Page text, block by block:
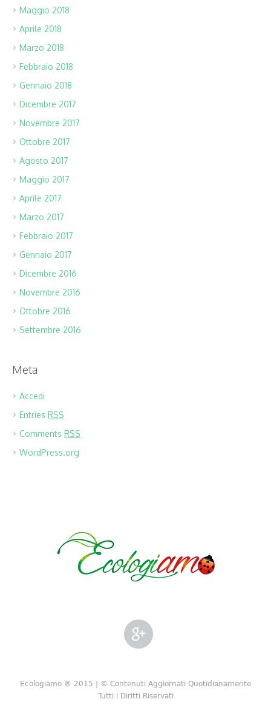
Maggio 2018
Aprile 2018
Marzo 2018
Febbraio 2018
Gennaio 2018
Dicembre 2017
Novembre 2017
Ottobre 2017
Agosto 2017
Maggio 2017
Aprile 2017
Marzo 2017
Febbraio 2017
Gennaio 2017
Dicembre 2016
Novembre 2016
Ottobre 2016
Settembre 2016
Meta
Accedi
EntriesRSS
CommentsRSS
WordPress.org
Ecologiamo ® 2015 | © Contenuti Aggiornati Quotidianamente
Tutti i Diritti Riservati